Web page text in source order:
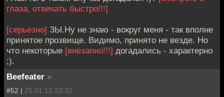
глаза, отвечать быстро!!!]
[серьезно] ЗЫ.Ну не знаю - вокруг меня - так вполне
принятое прозвище. Видимо, принято не везде. Но
что некоторые [внезапно!!!] догадались - характерно
;).
Beefeater »
#52 | 25.01.12 23:32